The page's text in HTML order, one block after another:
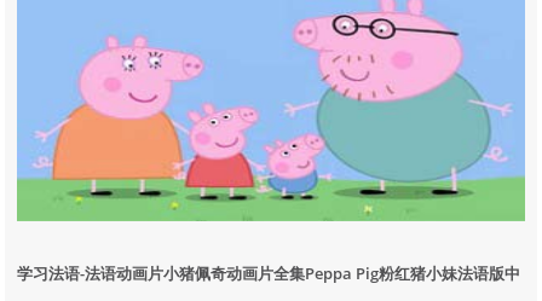
学习法语-法语动画片小猪佩奇动画片全集Peppa Pig粉红猪小妹法语版中